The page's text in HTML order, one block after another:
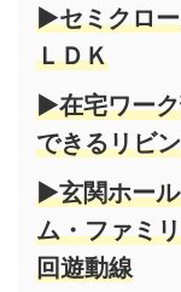
▶セミクロ
ＬＤＫ
▶在宅ワー
できるリビ
▶玄関ホー
ム・ファミ
回遊動線